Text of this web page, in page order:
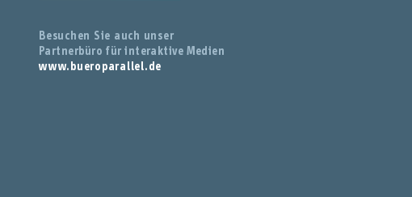
Besuchen Sie auch unser
Partnerbüro für interaktive Medien
www.bueroparallel.de